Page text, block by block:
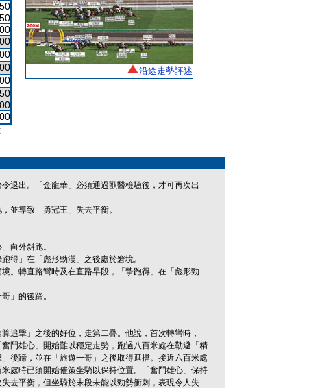
沿途走勢評述
退出。「金龍華」必須通過獸醫檢驗後，才可再次出
並導致「勇冠王」失去平衡。
向外斜跑。
得」在「彪形勁漢」之後處於窘境。
。轉直路彎時及在直路早段，「摯跑得」在「彪形勁
」的後蹄。
追擊」之後的好位，走第二疊。他說，首次轉彎時，
鬥雄心」開始難以穩定走勢，跑過八百米處在勒避「精
後蹄，並在「旅遊一哥」之後取得遮擋。接近六百米處
處時已須開始催策坐騎以保持位置。「奮鬥雄心」保持
去平衡，但坐騎於末段未能以勁勢衝刺，表現令人失